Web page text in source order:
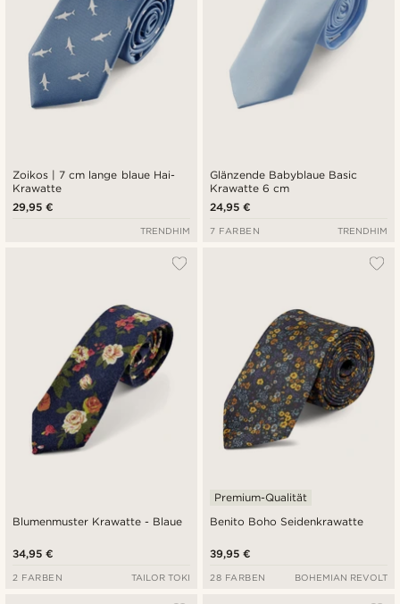
Zoikos | 7 cm lange blaue Hai-
Krawatte
29,95 €
TRENDHIM
Glänzende Babyblaue Basic
Krawatte 6 cm
24,95 €
7 FARBEN TRENDHIM
Blumenmuster Krawatte - Blaue
34,95 €
2 FARBEN TAILOR TOKI
Benito Boho Seidenkrawatte
Premium-Qualität
39,95 €
28 FARBEN BOHEMIAN REVOLT